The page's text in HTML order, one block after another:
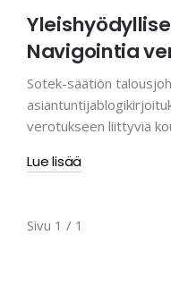
Navigointia
Sotek-säätiön
verotukseen liittyviä
Lue lisää
Sivu 1 / 1